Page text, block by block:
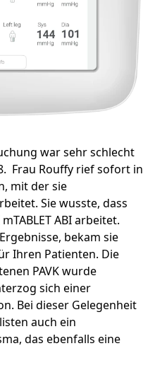
war sehr schlecht
Frau Rouffy rief sofort in
mit der sie
Sie wusste, dass
ABI arbeitet.
bekam sie
Ihren Patienten. Die
PAVK wurde
sich einer
Bei dieser Gelegenheit
auch ein
das ebenfalls eine